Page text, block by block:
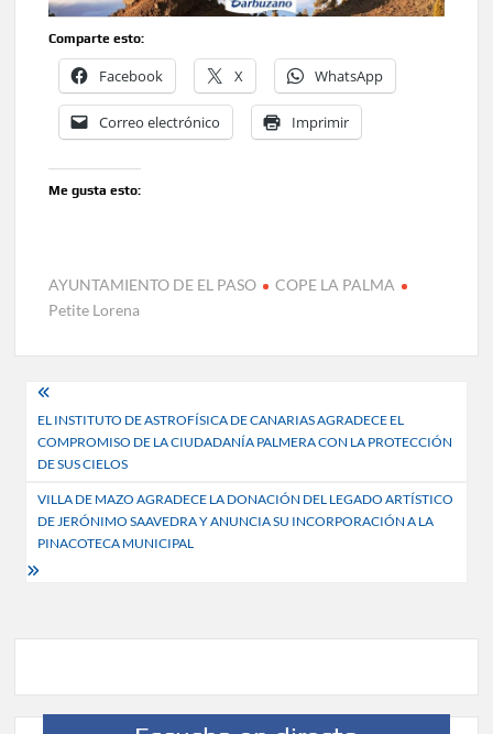
Comparte esto:
Facebook X WhatsApp
Correo electrónico Imprimir
Me gusta esto:
AYUNTAMIENTO DE EL PASO
COPE LA PALMA
Petite Lorena
Navegación
de
entradas
EL INSTITUTO DE ASTROFÍSICA DE CANARIAS AGRADECE EL
COMPROMISO DE LA CIUDADANÍA PALMERA CON LA PROTECCIÓN
DE SUS CIELOS
VILLA DE MAZO AGRADECE LA DONACIÓN DEL LEGADO ARTÍSTICO
DE JERÓNIMO SAAVEDRA Y ANUNCIA SU INCORPORACIÓN A LA
PINACOTECA MUNICIPAL